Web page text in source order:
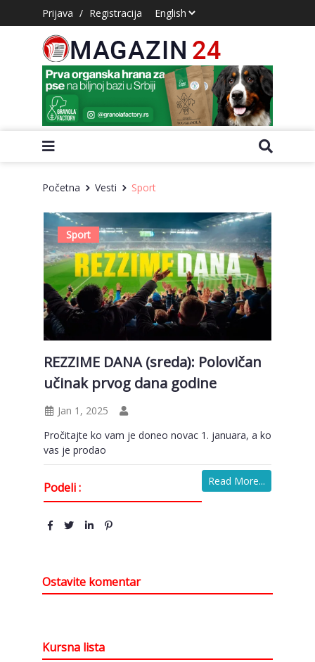
Prijava / Registracija
Početna Vesti Sport
Sport
REZZIME DANA (sreda): Polovičan
učinak prvog dana godine
Jan 1, 2025
Pročitajte ko vam je doneo novac 1. januara, a ko
vas je prodao
Read More...
Podeli :
Ostavite komentar
Kursna lista